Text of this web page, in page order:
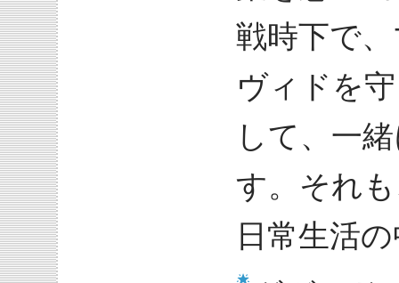
戦時下で
ヴィドを
して、一
す。それ
日常生活